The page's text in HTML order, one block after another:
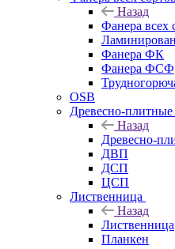
Назад
Фанера всех
Фанера ФК
Фанера ФСФ
OSB
Древесно-
Назад
Древесно-
ДВП
ДСП
ЦСП
Лиственница
Назад
Лиственница
Планкен